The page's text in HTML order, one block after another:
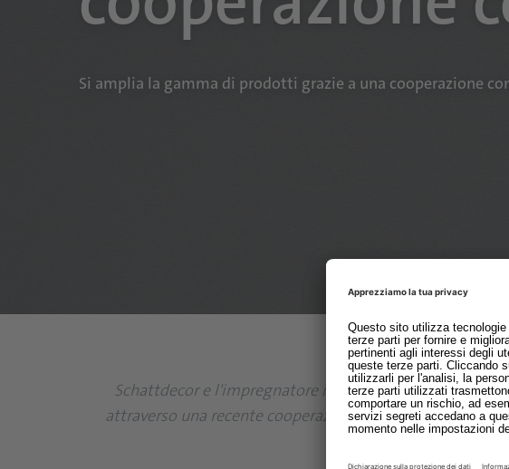
Si amplia la gamma di prodotti grazie a una cooperazione
Schattdecor e l'impregnatore indipendente Hans
attraverso una recente cooperazione commerciale.